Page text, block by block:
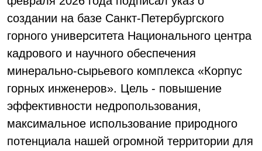
создании на базе Санкт-Петербургского
горного университета Национального центра
кадрового и научного обеспечения
минерально-сырьевого комплекса «Корпус
горных инженеров». Цель - повышение
эффективности недропользования,
максимальное использование природного
потенциала нашей огромной территории для